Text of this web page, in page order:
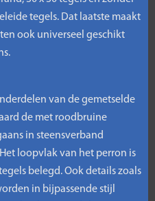
tegels. Dat laatste maakt
ook universeel geschikt
van de gemetselde
de met roodbruine
in steensverband
loopvlak van het perron is
belegd. Ook details zoals
in bijpassende stijl